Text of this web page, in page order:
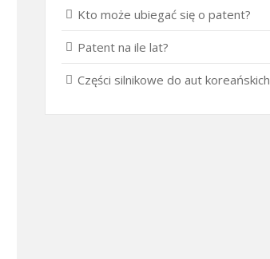
Kto może ubiegać się o patent?
Patent na ile lat?
Części silnikowe do aut koreańskich